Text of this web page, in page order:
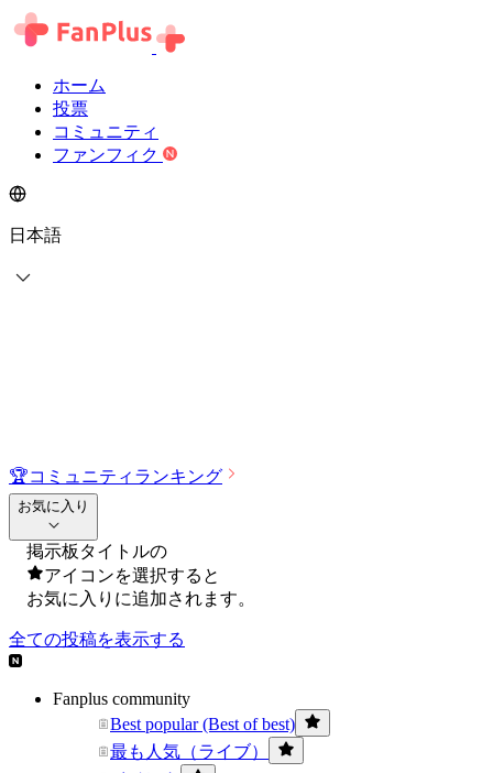
ホーム
投票
コミュニティ
ファンフィク
日本語
🏆コミュニティランキング
お気に入り
掲示板タイトルの
アイコンを選択すると
お気に入りに追加されます。
全ての投稿を表示する
Fanplus community
Best popular (Best of best)
最も人気（ライブ）